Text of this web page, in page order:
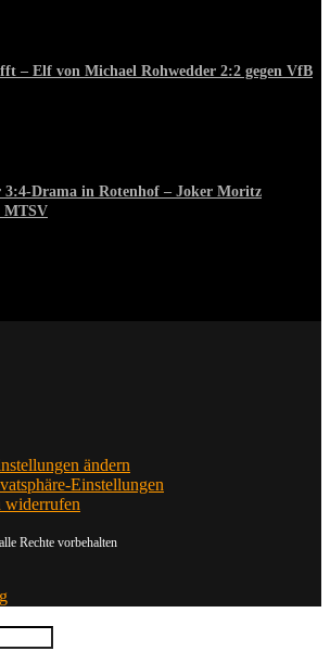
– Elf von Michael Rohwedder 2:2 gegen VfB
3:4-Drama in Rotenhof – Joker Moritz
MTSV
ändern
Einstellungen
Rechte vorbehalten